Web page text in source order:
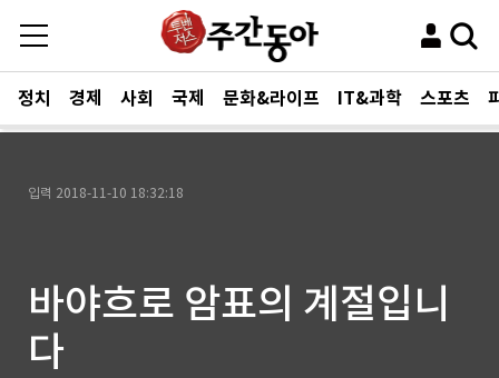
정치 경제 사회 국제 문화&라이프 IT&과학 스포츠
입력 2018-11-10 18:32:18
바야흐로 암표의 계절입니
다